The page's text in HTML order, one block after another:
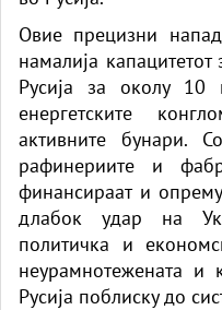
Овие прецизни
намалија
Русија за околу 10
енергетските
активните бунари.
рафинериите и
финансираат и
длабок удар на
политичка и
неурамнотежената и
Русија поблиску до